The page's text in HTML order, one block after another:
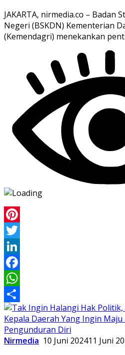
JAKARTA, nirmedia.co – Badan
Negeri (BSKDN) Kementerian
(Kemendagri) menekankan
Pinterest
Twitter
LinkedIn
Facebook
WhatsApp
Share
Nirmedia 10 Juni 202411 Juni